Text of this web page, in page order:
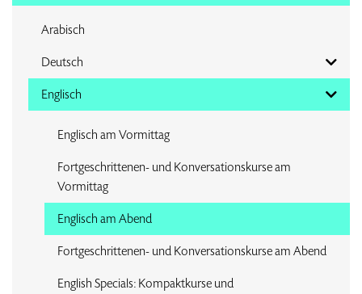
Arabisch
Deutsch
Englisch
Englisch am Vormittag
Fortgeschrittenen- und Konversationskurse am
Vormittag
Englisch am Abend
Fortgeschrittenen- und Konversationskurse am Abend
English Specials: Kompaktkurse und